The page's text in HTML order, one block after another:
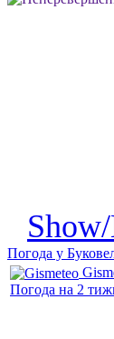
Погода у
Погода на 2